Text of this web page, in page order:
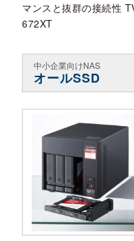
マンスと抜群の接続性
672XT
中小企業向けNAS
オールSSD